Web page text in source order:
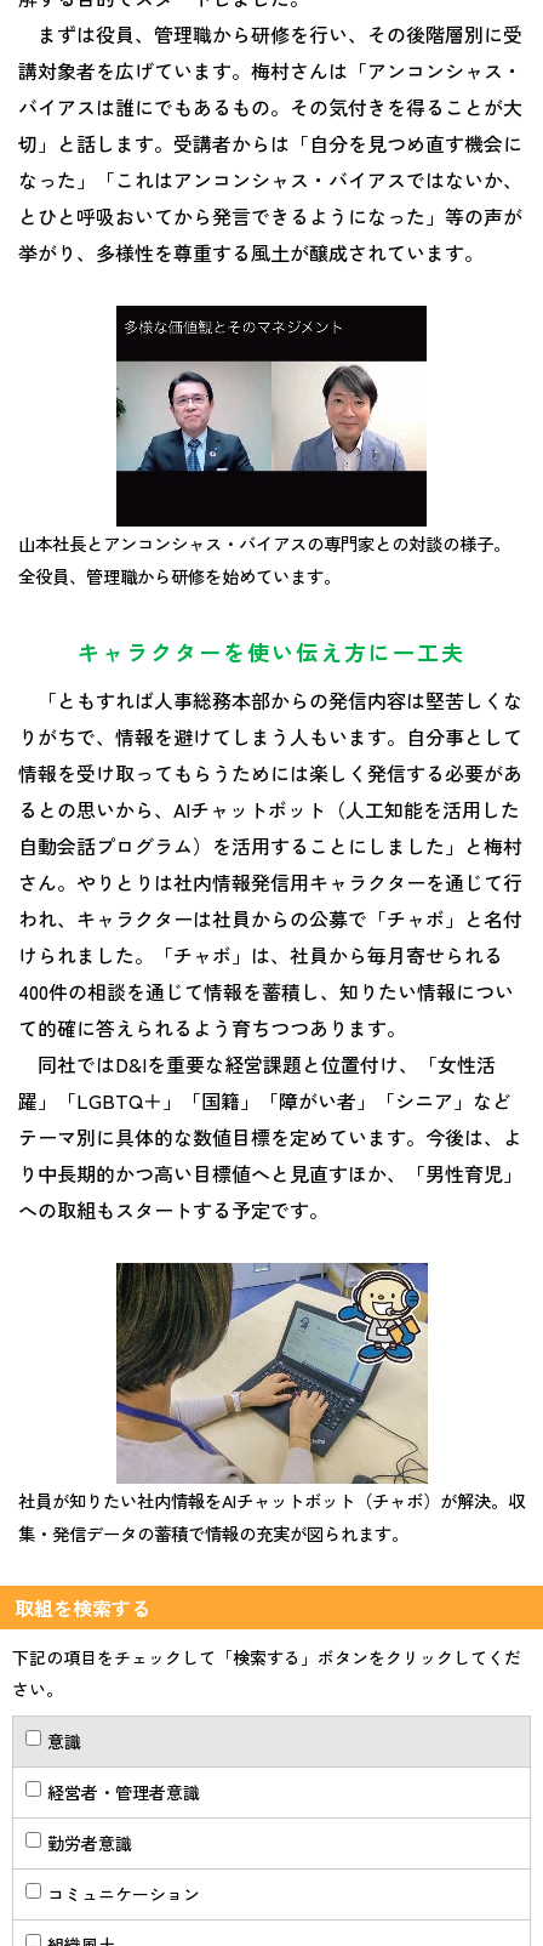
まずは役員、管理職から研修を行い、その後階層別に受
講対象者を広げています。梅村さんは「アンコンシャス・
バイアスは誰にでもあるもの。その気付きを得ることが大
切」と話します。受講者からは「自分を見つめ直す機会に
なった」「これはアンコンシャス・バイアスではないか、
とひと呼吸おいてから発言できるようになった」等の声が
挙がり、多様性を尊重する風土が醸成されています。
山本社長とアンコンシャス・バイアスの専門家との対談の様子。
全役員、管理職から研修を始めています。
キャラクターを使い伝え方に一工夫
「ともすれば人事総務本部からの発信内容は堅苦しくな
りがちで、情報を避けてしまう人もいます。自分事として
情報を受け取ってもらうためには楽しく発信する必要があ
るとの思いから、AIチャットボット（人工知能を活用した
自動会話プログラム）を活用することにしました」と梅村
さん。やりとりは社内情報発信用キャラクターを通じて行
われ、キャラクターは社員からの公募で「チャボ」と名付
けられました。「チャボ」は、社員から毎月寄せられる
400件の相談を通じて情報を蓄積し、知りたい情報につい
て的確に答えられるよう育ちつつあります。
同社ではD&Iを重要な経営課題と位置付け、「女性活
躍」「LGBTQ＋」「国籍」「障がい者」「シニア」など
テーマ別に具体的な数値目標を定めています。今後は、よ
り中長期的かつ高い目標値へと見直すほか、「男性育児」
への取組もスタートする予定です。
社員が知りたい社内情報をAIチャットボット（チャボ）が解決。収
集・発信データの蓄積で情報の充実が図られます。
取組を検索する
下記の項目をチェックして「検索する」ボタンをクリックしてくだ
さい。
意識
経営者・管理者意識
勤労者意識
コミュニケーション